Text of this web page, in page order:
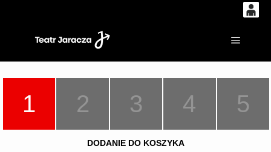
1 2 3 4 5
DODANIE DO KOSZYKA